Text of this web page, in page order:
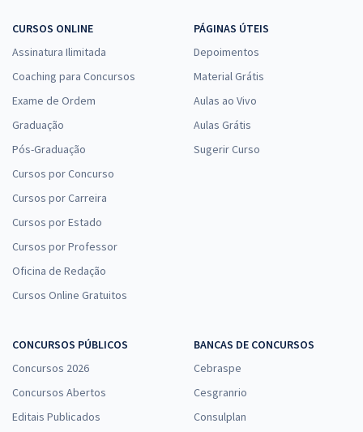
CURSOS ONLINE
Assinatura Ilimitada
Coaching para Concursos
Exame de Ordem
Graduação
Pós-Graduação
Cursos por Concurso
Cursos por Carreira
Cursos por Estado
Cursos por Professor
Oficina de Redação
Cursos Online Gratuitos
PÁGINAS ÚTEIS
Depoimentos
Material Grátis
Aulas ao Vivo
Aulas Grátis
Sugerir Curso
CONCURSOS PÚBLICOS
Concursos 2026
Concursos Abertos
Editais Publicados
BANCAS DE CONCURSOS
Cebraspe
Cesgranrio
Consulplan